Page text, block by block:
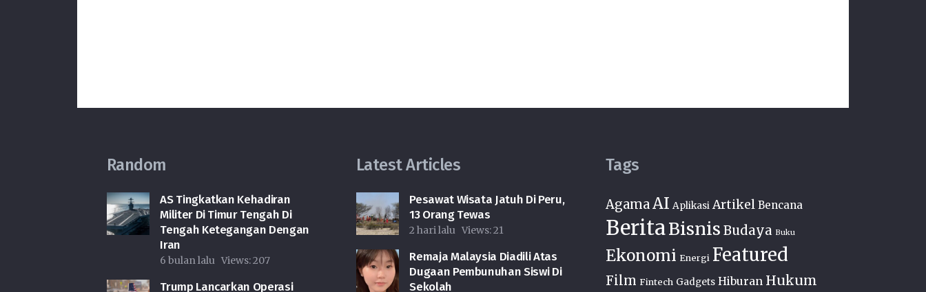
Random
AS Tingkatkan Kehadiran
Militer Di Timur Tengah Di
Tengah Ketegangan Dengan
Iran
6 bulan lalu Views:207
Trump Lancarkan Operasi
Latest Articles
Pesawat Wisata Jatuh Di Peru,
13 Orang Tewas
2 hari lalu Views:21
Remaja Malaysia Diadili Atas
Dugaan Pembunuhan Siswi Di
Sekolah
Tags
AgamaAI Aplikasi Artikel Bencana
BeritaBisnis Budaya Buku
Ekonomi Energi Featured
Film Fintech Gadgets Hiburan Hukum